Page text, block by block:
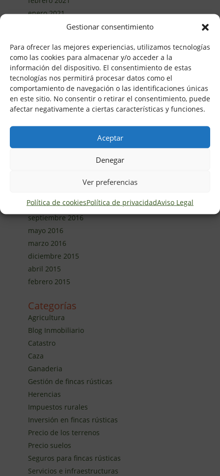
Gestionar consentimiento
Para ofrecer las mejores experiencias, utilizamos tecnologías
como las cookies para almacenar y/o acceder a la
información del dispositivo. El consentimiento de estas
tecnologías nos permitirá procesar datos como el
comportamiento de navegación o las identificaciones únicas
en este sitio. No consentir o retirar el consentimiento, puede
afectar negativamente a ciertas características y funciones.
Aceptar
Denegar
Ver preferencias
Política de cookiesPolítica de privacidadAviso Legal
enero 2021
diciembre 2020
octubre 2020
septiembre 2020
agosto 2020
junio 2020
mayo 2020
abril 2020
marzo 2020
octubre 2016
septiembre 2016
mayo 2016
marzo 2016
diciembre 2015
abril 2015
febrero 2015
Categorías
Agricultura
Blog Inmobiliario
Catastro
Caza
Ganaderia
Gestión de fincas rústicas
Herencias
Impuestos rurales
Inversión en fincas rústicas
Precio de los terrenos
Precio suelos
Seguros para fincas rústicas
Servicios e infraestructuras